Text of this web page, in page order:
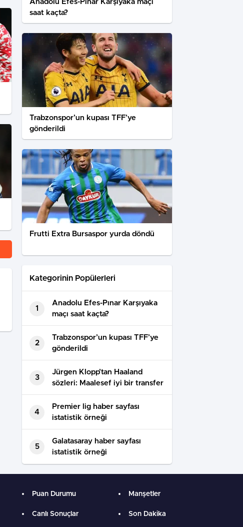
Anadolu Efes-Pınar Karşıyaka maçı
saat kaçta?
Trabzonspor’un kupası TFF’ye
gönderildi
Frutti Extra Bursaspor yurda döndü
Kategorinin Popülerleri
1
Anadolu Efes-Pınar Karşıyaka
maçı saat kaçta?
2
Trabzonspor’un kupası TFF’ye
gönderildi
3
Jürgen Klopp’tan Haaland
sözleri: Maalesef iyi bir transfer
4
Premier lig haber sayfası
istatistik örneği
5
Galatasaray haber sayfası
istatistik örneği
Puan Durumu
Canlı Sonuçlar
Manşetler
Son Dakika